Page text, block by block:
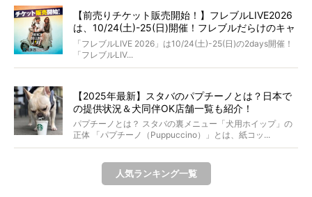
【前売りチケット販売開始！】フレブルLIVE2026
は、10/24(土)-25(日)開催！フレブルだらけのキャ
ンプ・前夜祭・バスプランも新登場!?
「フレブルLIVE 2026」は10/24(土)-25(日)の2days開催！
「フレブルLIV...
【2025年最新】スタバのパプチーノとは？日本で
の提供状況＆犬同伴OK店舗一覧も紹介！
パプチーノとは？ スタバの裏メニュー「犬用ホイップ」の
正体 「パプチーノ（Puppuccino）」とは、紙コッ...
人気ランキング一覧